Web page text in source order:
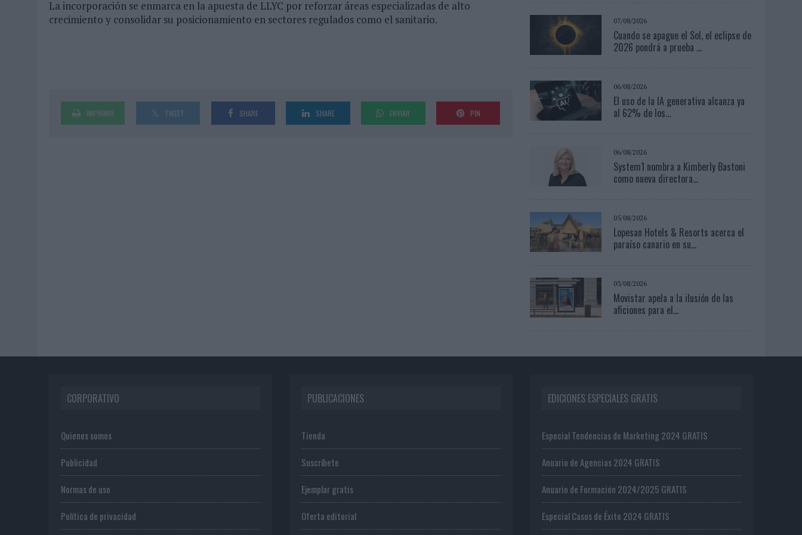
La incorporación se enmarca en la apuesta de LLYC por reforzar áreas especializadas de alto
crecimiento y consolidar su posicionamiento en sectores regulados como el sanitario.
IMPRIMIR TWEET SHARE SHARE ENVIAR PIN
07/08/2026
Cuando se apague el Sol, el eclipse de
2026 pondrá a prueba ...
06/08/2026
El uso de la IA generativa alcanza ya
al 62% de los...
06/08/2026
System1 nombra a Kimberly Bastoni
como nueva directora...
05/08/2026
Lopesan Hotels & Resorts acerca el
paraíso canario en su...
03/08/2026
Movistar apela a la ilusión de las
aficiones para el...
CORPORATIVO
Quienes somos
Publicidad
Normas de uso
Política de privacidad
PUBLICACIONES
Tienda
Suscríbete
Ejemplar gratis
Oferta editorial
EDICIONES ESPECIALES GRATIS
Especial Tendencias de Marketing 2024 GRATIS
Anuario de Agencias 2024 GRATIS
Anuario de Formación 2024/2025 GRATIS
Especial Casos de Éxito 2024 GRATIS